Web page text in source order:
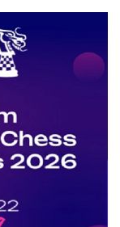
г